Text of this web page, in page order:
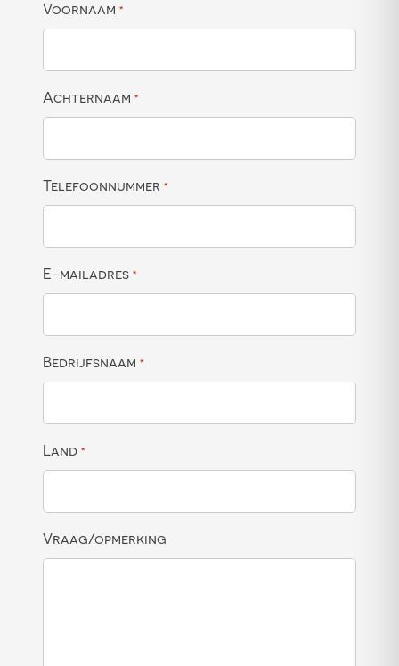
Voornaam *
Achternaam *
Telefoonnummer *
E-mailadres *
Bedrijfsnaam *
Land *
Vraag/opmerking